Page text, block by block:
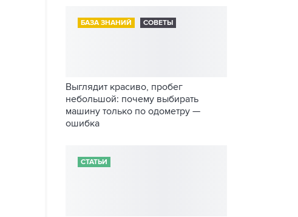
БАЗА ЗНАНИЙ СОВЕТЫ
Выглядит красиво, пробег
небольшой: почему выбирать
машину только по одометру —
ошибка
СТАТЬИ